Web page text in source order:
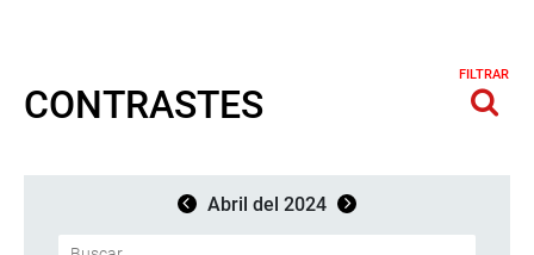
CONTRASTES
FILTRAR
Abril del 2024